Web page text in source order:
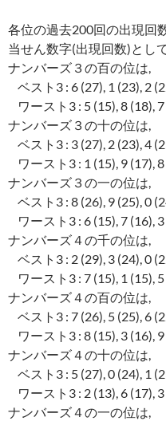
各位の過去200回の出現回
当せん数字(出現回数)とし
ナンバーズ３の百の位は,
ベスト3 : 6 (27), 1 (23), 2
ワースト3 : 5 (15), 8 (18),
ナンバーズ３の十の位は,
ベスト3 : 3 (27), 2 (23), 4
ワースト3 : 1 (15), 9 (17),
ナンバーズ３の一の位は,
ベスト3 : 8 (26), 9 (25), 0
ワースト3 : 6 (15), 7 (16),
ナンバーズ４の千の位は,
ベスト3 : 2 (29), 3 (24), 0
ワースト3 : 7 (15), 1 (15),
ナンバーズ４の百の位は,
ベスト3 : 7 (26), 5 (25), 6
ワースト3 : 8 (15), 3 (16),
ナンバーズ４の十の位は,
ベスト3 : 5 (27), 0 (24), 1
ワースト3 : 2 (13), 6 (17),
ナンバーズ４の一の位は,